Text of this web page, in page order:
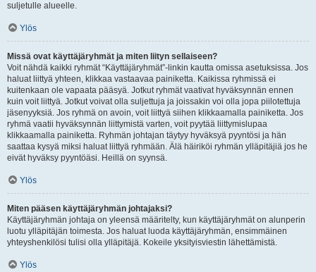
suljetulle alueelle.
Ylös
Missä ovat käyttäjäryhmät ja miten liityn sellaiseen?
Voit nähdä kaikki ryhmät “Käyttäjäryhmät”-linkin kautta omissa asetuksissa. Jos
haluat liittyä yhteen, klikkaa vastaavaa painiketta. Kaikissa ryhmissä ei
kuitenkaan ole vapaata pääsyä. Jotkut ryhmät vaativat hyväksynnän ennen
kuin voit liittyä. Jotkut voivat olla suljettuja ja joissakin voi olla jopa piilotettuja
jäsenyyksiä. Jos ryhmä on avoin, voit liittyä siihen klikkaamalla painiketta. Jos
ryhmä vaatii hyväksynnän liittymistä varten, voit pyytää liittymislupaa
klikkaamalla painiketta. Ryhmän johtajan täytyy hyväksyä pyyntösi ja hän
saattaa kysyä miksi haluat liittyä ryhmään. Älä häiriköi ryhmän ylläpitäjiä jos he
eivät hyväksy pyyntöäsi. Heillä on syynsä.
Ylös
Miten pääsen käyttäjäryhmän johtajaksi?
Käyttäjäryhmän johtaja on yleensä määritelty, kun käyttäjäryhmät on alunperin
luotu ylläpitäjän toimesta. Jos haluat luoda käyttäjäryhmän, ensimmäinen
yhteyshenkilösi tulisi olla ylläpitäjä. Kokeile yksityisviestin lähettämistä.
Ylös